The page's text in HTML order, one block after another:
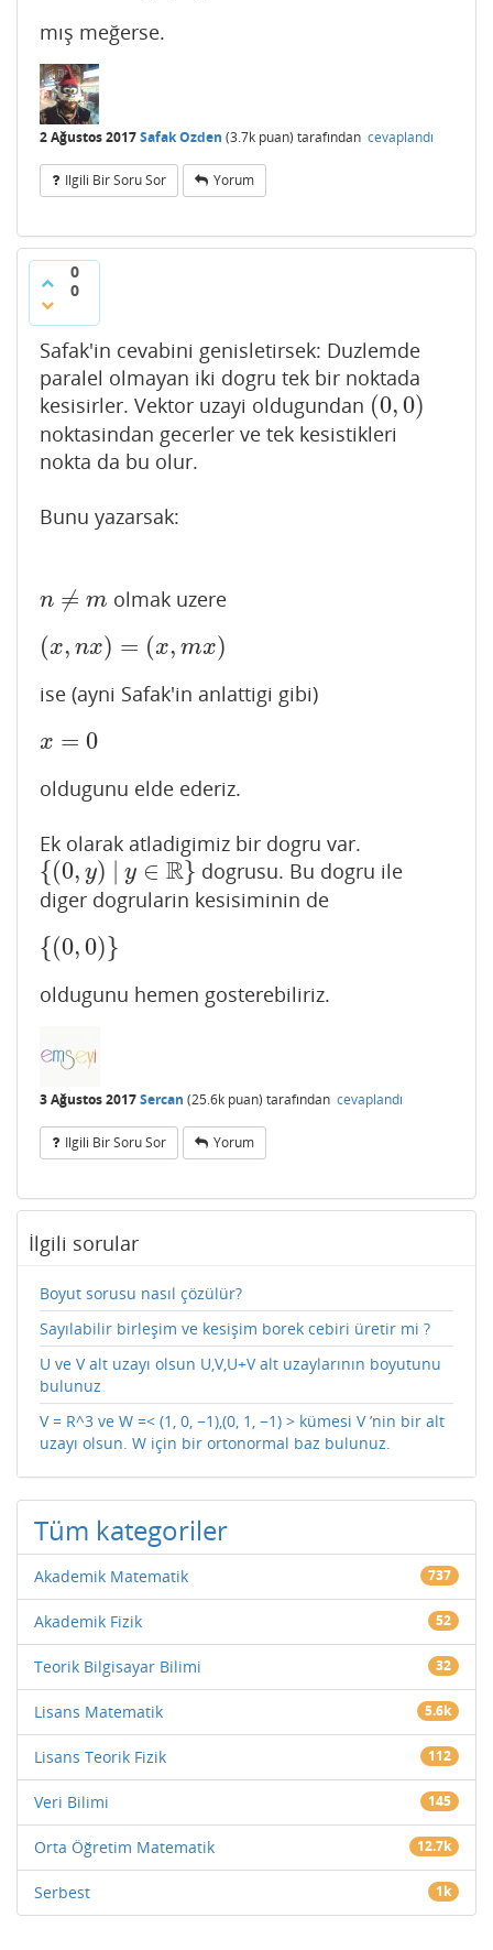
mış meğerse.
2 Ağustos 2017Safak Ozden (3.7k puan) tarafından cevaplandı
Ilgili Bir Soru Sor Yorum
0
0
Safak'in cevabini genisletirsek: Duzlemde
paralel olmayan iki dogru tek bir noktada
kesisirler. Vektor uzayi oldugundan (0,0)
(0,0 )
noktasindan gecerler ve tek kesistikleri
nokta da bu olur.
Bunu yazarsak:
n ≠ m
n≠m olmak uzere
(x, nx) = (x, mx)
(x,nx )=( x,mx)
ise (ayni Safak'in anlattigi gibi)
x = 0
x=0
oldugunu elde ederiz.
Ek olarak atladigimiz bir dogru var.
{(0, y) | y ∈ R}
{ 0,y) |y R}
dogrusu. Bu dogru ile
diger dogrularin kesisiminin de
{(0,0)}
{(0, 0)}
oldugunu hemen gosterebiliriz.
3 Ağustos 2017Sercan (25.6k puan) tarafından cevaplandı
Ilgili Bir Soru Sor Yorum
İlgili sorular
Boyut sorusu nasıl çözülür?
Sayılabilir birleşim ve kesişim borek cebiri üretir mi ?
U ve V alt uzayı olsun U,V,U+V alt uzaylarının boyutunu
bulunuz
V = R^3 ve W =< (1, 0, −1),(0, 1, −1) > kümesi V ’nin bir alt
uzayı olsun. W için bir ortonormal baz bulunuz.
Tüm kategoriler
Akademik Matematik 737
Akademik Fizik 52
Teorik Bilgisayar Bilimi 32
Lisans Matematik 5.6k
Lisans Teorik Fizik 112
Veri Bilimi 145
Orta Öğretim Matematik 12.7k
Serbest 1k